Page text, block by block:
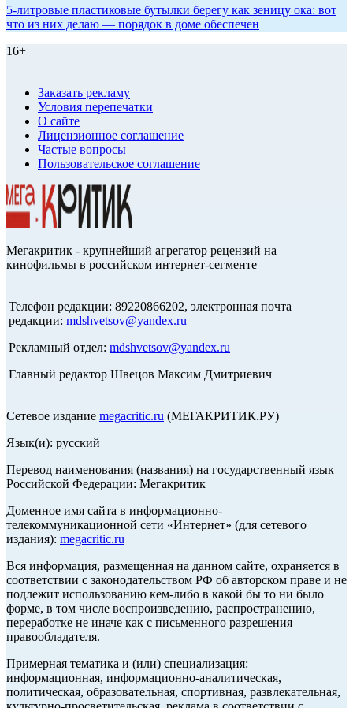
5-литровые пластиковые бутылки берегу как зеницу ока: вот
что из них делаю — порядок в доме обеспечен
16+
Заказать рекламу
Условия перепечатки
О сайте
Лицензионное соглашение
Частые вопросы
Пользовательское соглашение
Мегакритик - крупнейший агрегатор рецензий на
кинофильмы в российском интернет-сегменте
Телефон редакции: 89220866202, электронная почта
редакции: mdshvetsov@yandex.ru
Рекламный отдел: mdshvetsov@yandex.ru
Главный редактор Швецов Максим Дмитриевич
Сетевое издание megacritic.ru (МЕГАКРИТИК.РУ)
Язык(и): русский
Перевод наименования (названия) на государственный язык
Российской Федерации: Мегакритик
Доменное имя сайта в информационно-
телекоммуникационной сети «Интернет» (для сетевого
издания): megacritic.ru
Вся информация, размещенная на данном сайте, охраняется в
соответствии с законодательством РФ об авторском праве и не
подлежит использованию кем-либо в какой бы то ни было
форме, в том числе воспроизведению, распространению,
переработке не иначе как с письменного разрешения
правообладателя.
Примерная тематика и (или) специализация:
информационная, информационно-аналитическая,
политическая, образовательная, спортивная, развлекательная,